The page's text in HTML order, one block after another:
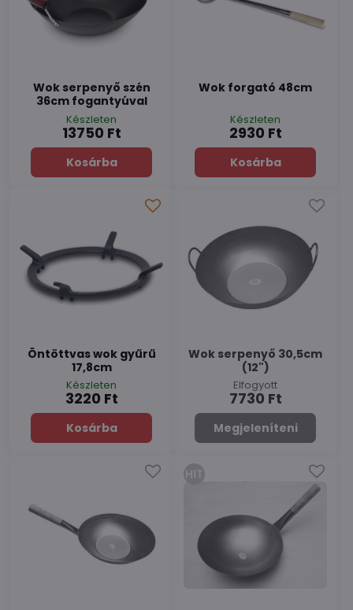
Wok serpenyő szén
36cm fogantyúval
Készleten
13750 Ft
Kosárba
Wok forgató 48cm
Készleten
2930 Ft
Kosárba
Öntöttvas wok gyűrű
17,8cm
Készleten
3220 Ft
Kosárba
Wok serpenyő 30,5cm
(12")
Elfogyott
7730 Ft
Megjeleníteni